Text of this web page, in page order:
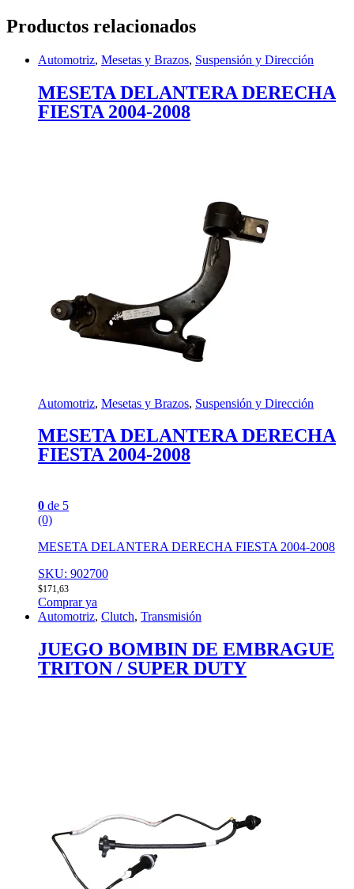
Productos relacionados
Automotriz, Mesetas y Brazos, Suspensión y Dirección
MESETA DELANTERA DERECHA
FIESTA 2004-2008
Automotriz, Mesetas y Brazos, Suspensión y Dirección
MESETA DELANTERA DERECHA
FIESTA 2004-2008
0 de 5
(0)
MESETA DELANTERA DERECHA FIESTA 2004-2008
SKU: 902700
$171,63
Comprar ya
Automotriz, Clutch, Transmisión
JUEGO BOMBIN DE EMBRAGUE
TRITON / SUPER DUTY